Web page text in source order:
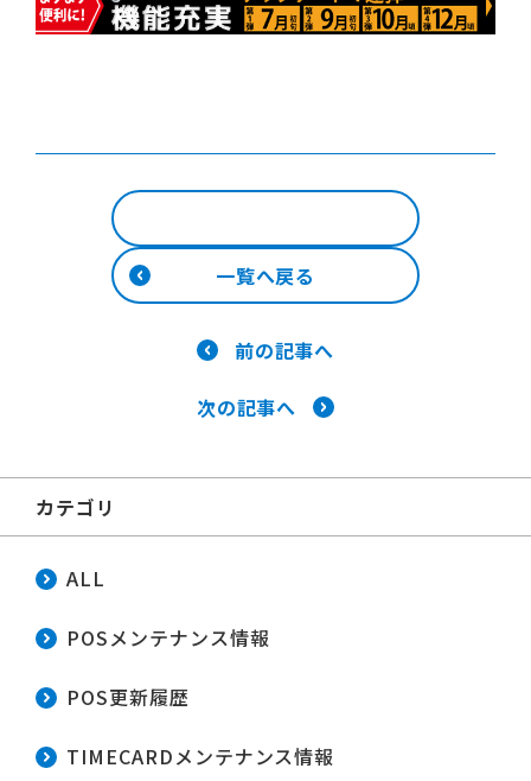
一覧へ戻る
前の記事へ
次の記事へ
カテゴリ
ALL
POSメンテナンス情報
POS更新履歴
TIMECARDメンテナンス情報